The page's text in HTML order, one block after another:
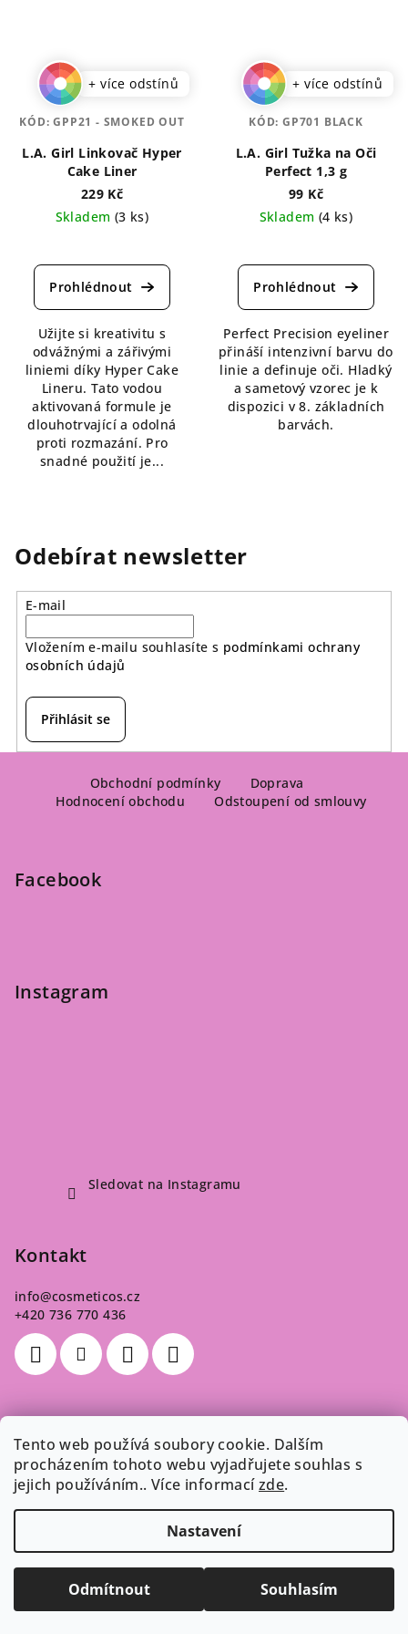
Tento web používá soubory cookie. Dalším
procházením tohoto webu vyjadřujete souhlas s
jejich používáním.. Více informacízde.
Nastavení
Odmítnout Souhlasím
+ více odstínů
L.A. Girl Linkovač Hyper
Cake Liner
229 Kč
Skladem (3 ks)
hodnocení
produktu
z
5
hvězdiček.
Užijte si kreativitu s
odvážnými a zářivými
liniemi díky Hyper Cake
Lineru. Tato vodou
aktivovaná formule je
dlouhotrvající a odolná
proti rozmazání. Pro
snadné použití je...
KÓD:GPP21 - SMOKED OUT
+ více odstínů
L.A. Girl Tužka na Oči
Perfect 1,3 g
99 Kč
Skladem (4 ks)
hodnocení
produktu
z
5
hvězdiček.
Perfect Precision eyeliner
přináší intenzivní barvu do
linie a definuje oči. Hladký
a sametový vzorec je k
dispozici v 8. základních
barvách.
KÓD:GP701 BLACK
Odebírat newsletter
E-mail
Vložením e-mailu souhlasíte s podmínkami ochrany
osobních údajů
Přihlásit se
Obchodní podmínky
Doprava
Hodnocení obchodu
Odstoupení od smlouvy
Facebook
Instagram
Sledovat na Instagramu
Kontakt
info@cosmeticos.cz
+420 736 770 436
Poslední hodnocení produktů
Melír Americký - sada 125 g
Hodnocení produktu je 5 z 5 hvězdiček.
| Dana
Odebírat newsletter